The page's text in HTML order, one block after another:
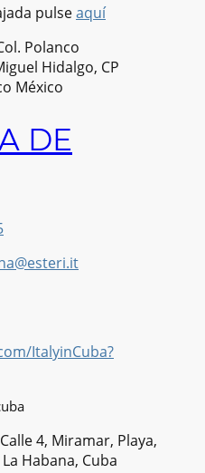
pulseaquí
Polanco
Hidalgo, CP
México
DE
ItalyinCuba?
4, Miramar, Playa,
Habana, Cuba